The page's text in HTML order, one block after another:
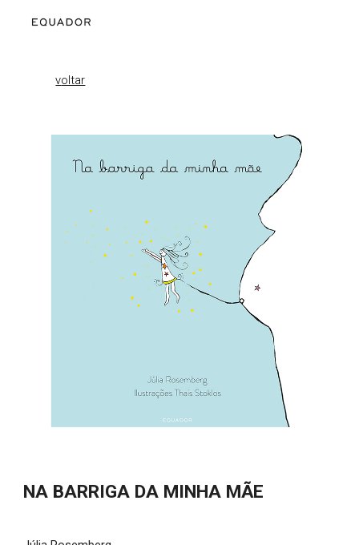
Skip to main content
voltar
NA BARRIGA DA MINHA MÃE